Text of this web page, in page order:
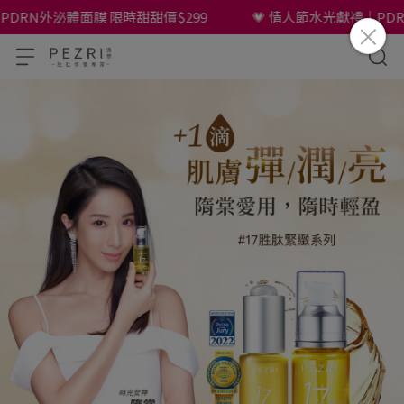
泌體面膜 限時甜甜價$299 💗 情人節水光獻禮｜PDRN外